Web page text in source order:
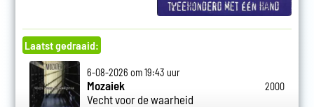
Laatst gedraaid:
6-08-2026 om 19:43 uur
Mozaiek
Vecht voor de waarheid
2000